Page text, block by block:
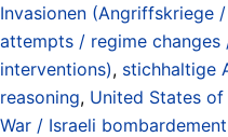
Invasionen (Angriffskriege
attempts / regime
interventions), stichhaltige
reasoning, United States of
War / Israeli